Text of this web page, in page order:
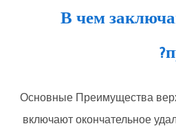
В чем
Основные Преимущества
включают окончательное